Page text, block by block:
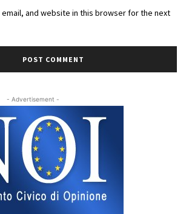
email, and website in this browser for the next
- Advertisement -